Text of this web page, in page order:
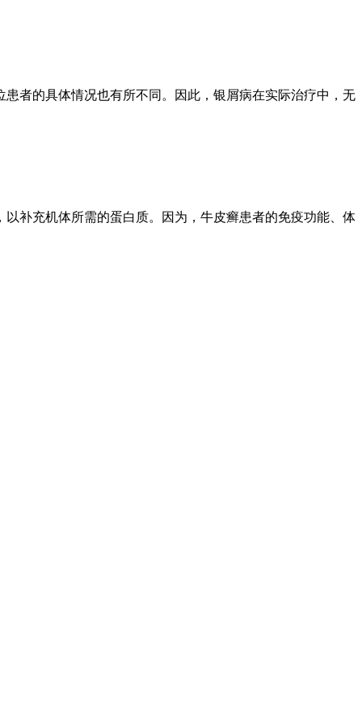
者的具体情况也有所不同。因此，银屑病在实际治疗中，无
补充机体所需的蛋白质。因为，牛皮癣患者的免疫功能、体